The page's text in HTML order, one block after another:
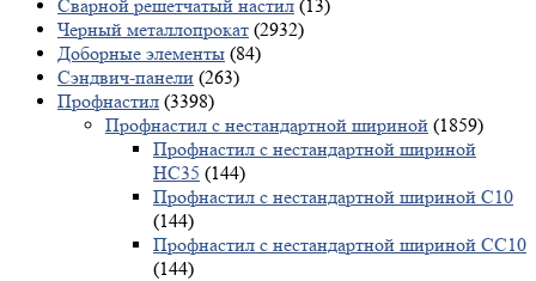
Сварной решетчатый настил (13)
Черный металлопрокат (2932)
Доборные элементы (84)
Сэндвич-панели (263)
Профнастил (3398)
Профнастил с нестандартной шириной (1859)
Профнастил с нестандартной шириной
НС35 (144)
Профнастил с нестандартной шириной С10
(144)
Профнастил с нестандартной шириной СС10
(144)